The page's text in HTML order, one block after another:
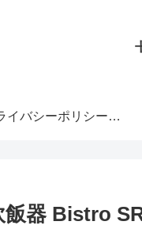
プライバシーポリシー・免責事項
器 Bistro